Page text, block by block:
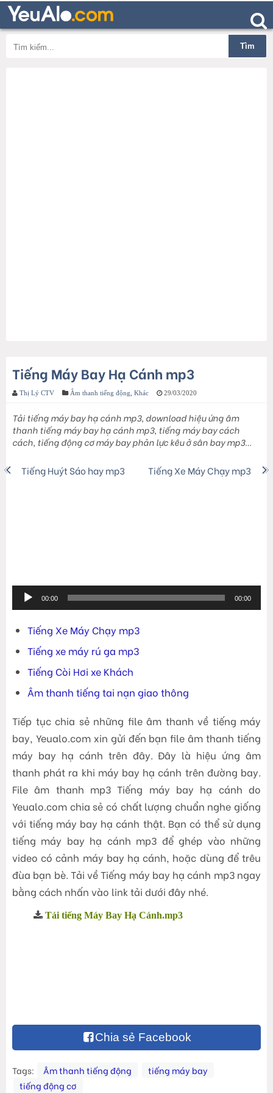
Tiếng Máy Bay Hạ Cánh mp3
Thị Lý CTV Âm thanh tiếng động Khác 29/03/2020
Tải tiếng máy bay hạ cánh mp3, download hiệu ứng âm
thanh tiếng máy bay hạ cánh mp3, tiếng máy bay cách
cách, tiếng động cơ máy bay phản lực kêu ở sân bay mp3…
Tiếng Xe Máy Chạy mp3
Tiếng Huýt Sáo hay mp3
Trình
phát
âm
00:00 00:00
Tiếng Xe Máy Chạy mp3
Tiếng xe máy rú ga mp3
Tiếng Còi Hơi xe Khách
Âm thanh tiếng tai nạn giao thông
Tiếp tục chia sẻ những file âm thanh về tiếng máy
bay, Yeualo.com xin gửi đến bạn file âm thanh tiếng
máy bay hạ cánh trên đây. Đây là hiệu ứng âm
thanh phát ra khi máy bay hạ cánh trên đường bay.
File âm thanh mp3 Tiếng máy bay hạ cánh do
Yeualo.com chia sẻ có chất lượng chuẩn nghe giống
với tiếng máy bay hạ cánh thật. Bạn có thể sử dụng
tiếng máy bay hạ cánh mp3 để ghép vào những
video có cảnh máy bay hạ cánh, hoặc dùng để trêu
đùa bạn bè. Tải về Tiếng máy bay hạ cánh mp3 ngay
bằng cách nhấn vào link tải dưới đây nhé.
Tải tiếng Máy Bay Hạ Cánh.mp3
Chia sẻ Facebook
Tags: Âm thanh tiếng động
tiếng máy bay
tiếng động cơ